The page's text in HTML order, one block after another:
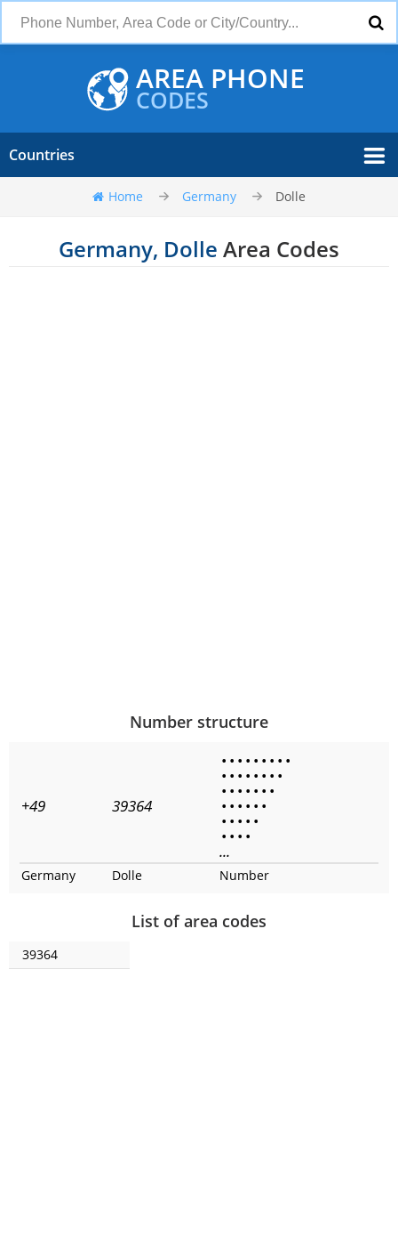
AREA PHONE
CODES
Countries
Home Germany Dolle
Germany, Dolle Area Codes
Number structure
+49 39364
• • • • • • • • •
• • • • • • • •
• • • • • • •
• • • • • •
• • • • •
• • • •
...
Germany Dolle Number
List of area codes
39364